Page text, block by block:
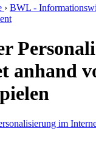
› BWL -
anhand